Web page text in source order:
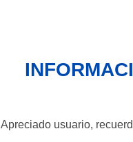
Apreciado usuario,